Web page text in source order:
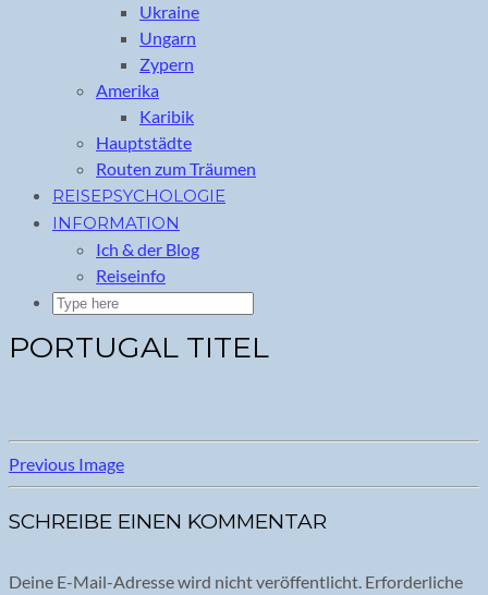
Ukraine
Ungarn
Zypern
Amerika
Karibik
Hauptstädte
Routen zum Träumen
REISEPSYCHOLOGIE
INFORMATION
Ich & der Blog
Reiseinfo
PORTUGAL TITEL
Previous Image
SCHREIBE EINEN KOMMENTAR
Deine E-Mail-Adresse wird nicht veröffentlicht. Erforderliche